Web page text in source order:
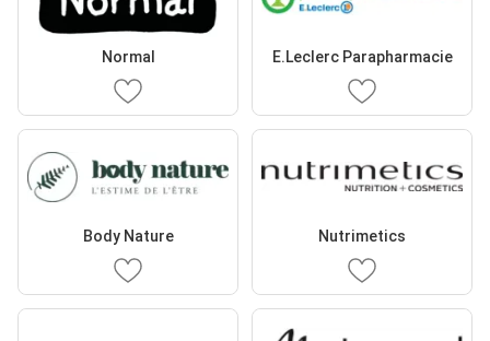
Normal E.Leclerc Parapharmacie
Body Nature Nutrimetics